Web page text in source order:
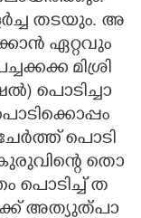
ത​ട​യും​. അ​
ഏ​റ്റ​വും​
മി​ശ്രി​
പൊ​ടി​ച്ചാ​
പൊ​ടി​
കു​രു​വി​ന്റെ​ തൊ​
പൊ​ടി​ച്ച് ത​
അ​ത്യു​ത്പാ​